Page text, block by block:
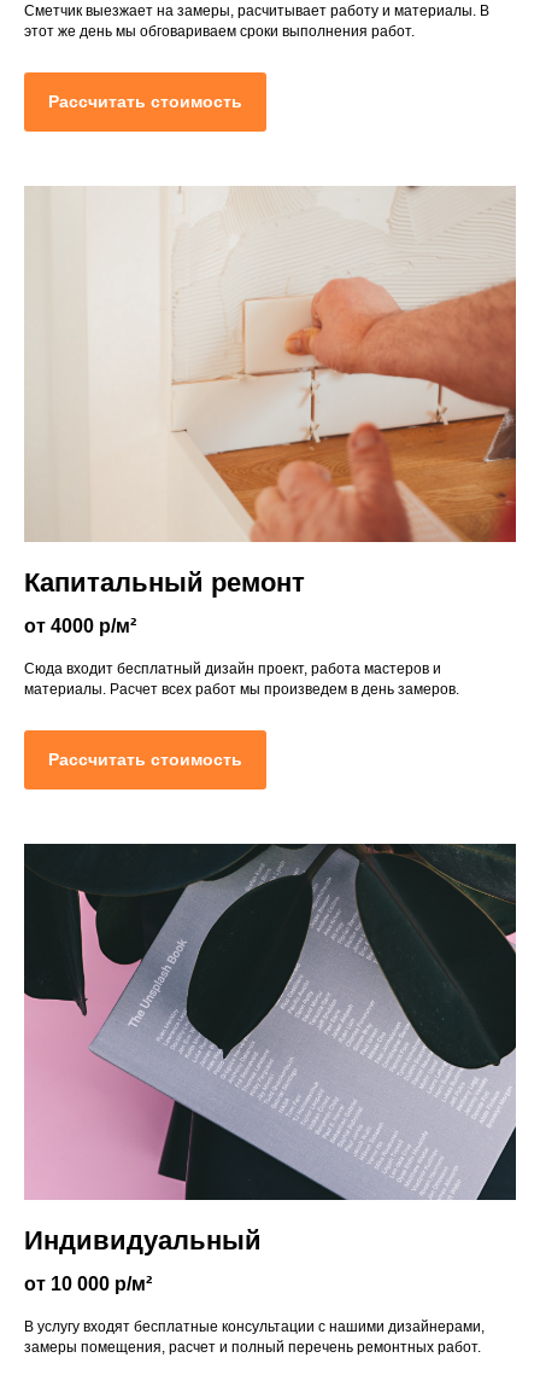
Сметчик выезжает на замеры, расчитывает работу и материалы. В
этот же день мы обговариваем сроки выполнения работ.
Рассчитать стоимость
Капитальный ремонт
от 4000 р/м²
Сюда входит бесплатный дизайн проект, работа мастеров и
материалы. Расчет всех работ мы произведем в день замеров.
Рассчитать стоимость
Индивидуальный
от 10 000 р/м²
В услугу входят бесплатные консультации с нашими дизайнерами,
замеры помещения, расчет и полный перечень ремонтных работ.